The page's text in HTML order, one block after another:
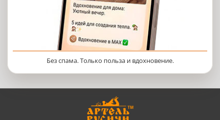
Без спама. Только польза и вдохновение.